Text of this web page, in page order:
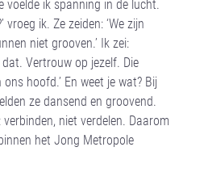
voelde ik spanning in de lucht.
vroeg ik. Ze zeiden: ‘We zijn
niet grooven.’ Ik zei:
Vertrouw op jezelf. Die
hoofd.’ En weet je wat? Bij
ze dansend en groovend.
niet verdelen. Daarom
het Jong Metropole